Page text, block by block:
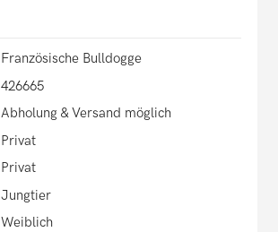
Französische Bulldogge
426665
Abholung & Versand möglich
Privat
Privat
Jungtier
Weiblich